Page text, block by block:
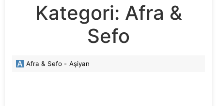
Kategori: Afra &
Sefo
Afra & Sefo - Aşiyan